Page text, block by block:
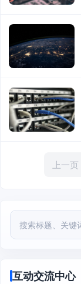
上一页
互动交流中心